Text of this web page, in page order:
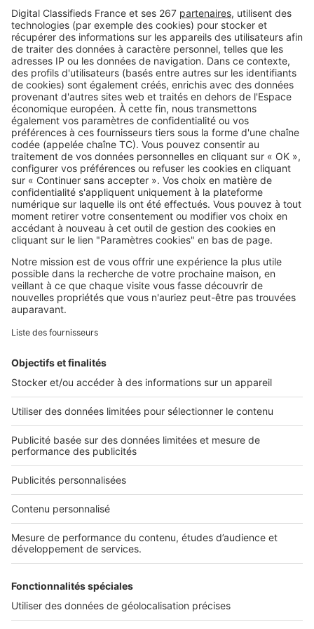
l’immobilier n’en finit plus de
grimper
Image
Villes
Investir à Chambéry : petit prix et
bon rendement !
SeLoger c'est aussi
Retrouvez-nous sur ...
L'ENTREPRISE
Qui sommes-nous ?
Nous contacter
Nous recrutons
NOS APPLICATIONS
Découvrez nos applications
SERVICES PRO
Tous nos services pro
Mes annonces sur SeLoger
À DÉCOUVRIR